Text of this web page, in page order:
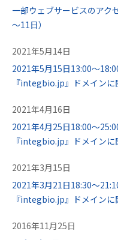
一部ウェブサービスのアク
～11日）
2021年5月14日
2021年5月15日13:00～
『integbio.jp』ドメイン
2021年4月16日
2021年4月25日18:00～
『integbio.jp』ドメイン
2021年3月15日
2021年3月21日18:30～
『integbio.jp』ドメイン
2016年11月25日